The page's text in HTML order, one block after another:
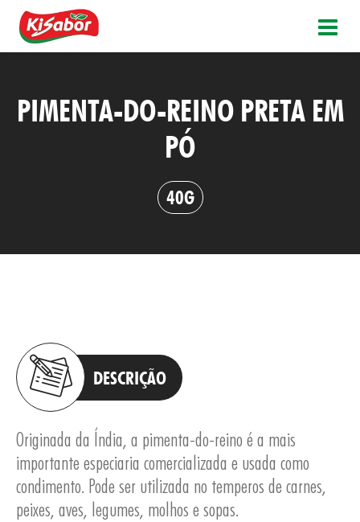
PIMENTA-DO-REINO PRETA EM
PÓ
40G
DESCRIÇÃO
Originada da Índia, a pimenta-do-reino é a mais
importante especiaria comercializada e usada como
condimento. Pode ser utilizada no temperos de carnes,
peixes, aves, legumes, molhos e sopas.